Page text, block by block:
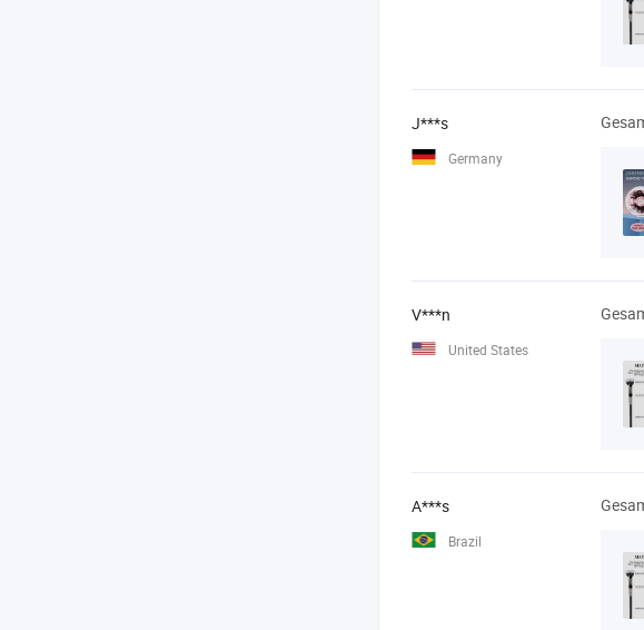
J***s
Germany
V***n
United States
A***s
Brazil